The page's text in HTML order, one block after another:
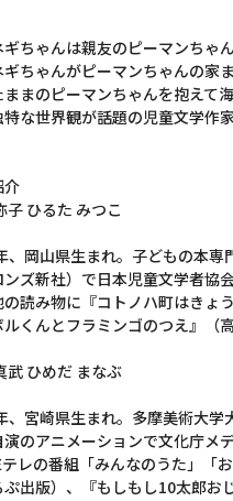
ギちゃんは親友のピーマンちゃ
ギちゃんがピーマンちゃんの家
まのピーマンちゃんを抱えて
特な世界観が話題の児童文学作
介
子 ひるた みつこ
、岡山県生まれ。子どもの本専
ンズ新社）で日本児童文学者
の読み物に『コトノハ町はきょ
ルくんとフラミンゴのつえ』（
武 ひめだ まなぶ
、宮崎県生まれ。多摩美術大
演のアニメーションで文化庁メ
テレの番組「みんなのうた」「
ぷ出版）、『もしもし10太郎お